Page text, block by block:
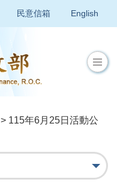
民意信箱 English
> 115年6月25日活動公